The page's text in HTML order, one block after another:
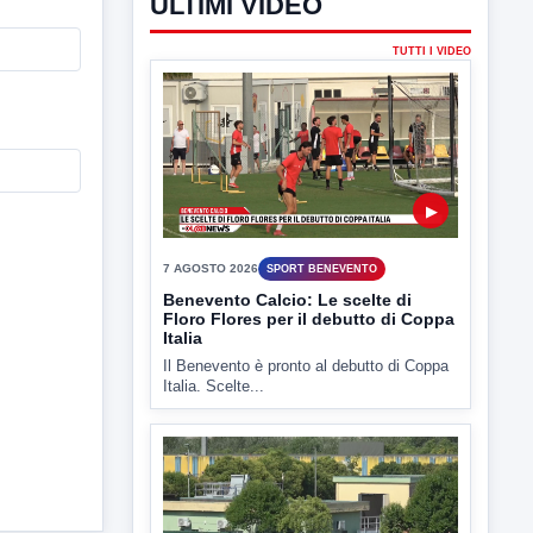
TUTTI I VIDEO
▶
7 AGOSTO 2026 SPORT BENEVENTO
Benevento Calcio: Le scelte di
Floro Flores per il debutto di Coppa
Italia
Il Benevento è pronto al debutto di Coppa
Italia. Scelte...